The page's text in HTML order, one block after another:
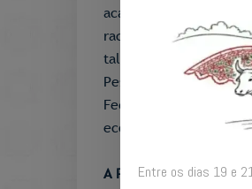
acadêmico. O projeto
racial na Universidade
talentos, estudantes
Pesquisadores Negros
Federal do Amazonas
economicamente
A Premiação
Entre os dias 19 e